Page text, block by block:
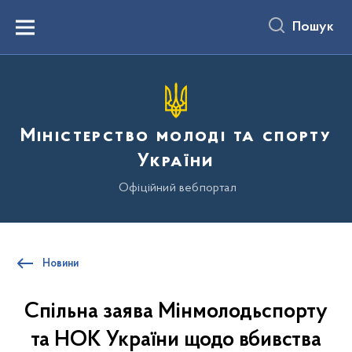
вмістуMenu Пошук
Міністерство молоді та спорту
України
Офіційний вебпортал
Новини
Спільна заява Мінмолодьспорту
та НОК України щодо вбивства